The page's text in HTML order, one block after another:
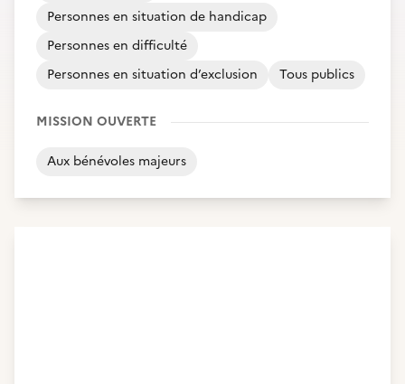
Personnes en situation de handicap
Personnes en difficulté
Personnes en situation d’exclusion
Tous publics
MISSION OUVERTE
Aux bénévoles majeurs